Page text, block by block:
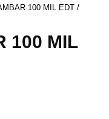
100 MIL EDT /
100 MIL